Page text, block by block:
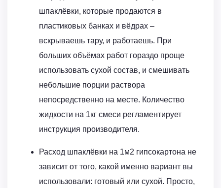
шпаклёвки, которые продаются в
пластиковых банках и вёдрах –
вскрываешь тару, и работаешь. При
больших объёмах работ гораздо проще
использовать сухой состав, и смешивать
небольшие порции раствора
непосредственно на месте. Количество
жидкости на 1кг смеси регламентирует
инструкция производителя.
Расход шпаклёвки на 1м2 гипсокартона не
зависит от того, какой именно вариант вы
использовали: готовый или сухой. Просто,